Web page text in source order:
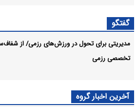
گفتگو
مدیریتی برای تحول در ورزش‌های رزمی/ از
تخصصی رزمی
آخرین اخبار گروه